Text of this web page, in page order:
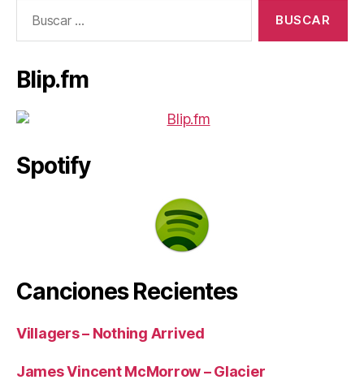
Blip.fm
Spotify
Canciones Recientes
Villagers – Nothing Arrived
James Vincent McMorrow – Glacier